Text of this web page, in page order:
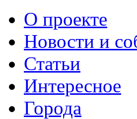
О проекте
Новости и
Статьи
Интересное
Города